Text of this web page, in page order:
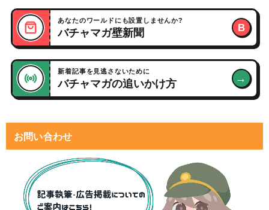
あなたのワールドにも設置しませんか?
バチャマガ壁新聞 B
新着記事を見逃さないために
バチャマガの追いかけ方 →
お問い合わせ